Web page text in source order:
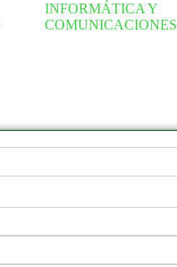
INFORMÁTICA Y
COMUNICACIONES